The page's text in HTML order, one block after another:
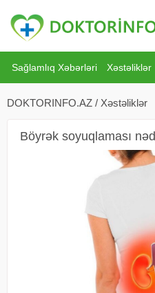
Sağlamlıq Xəbərləri Xəstəliklər
DOKTORINFO.AZ / Xəstəliklər
Böyrək soyuqlaması